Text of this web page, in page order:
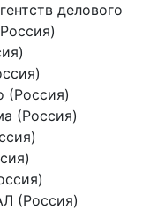
делового
(Россия)
(Россия)
(Россия)